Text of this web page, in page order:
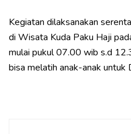
Kegiatan dilaksanakan
di Wisata Kuda Paku Haji
mulai pukul 07.00 wib s.d
bisa melatih anak-anak untuk